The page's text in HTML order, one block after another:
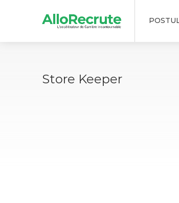
Store Keeper